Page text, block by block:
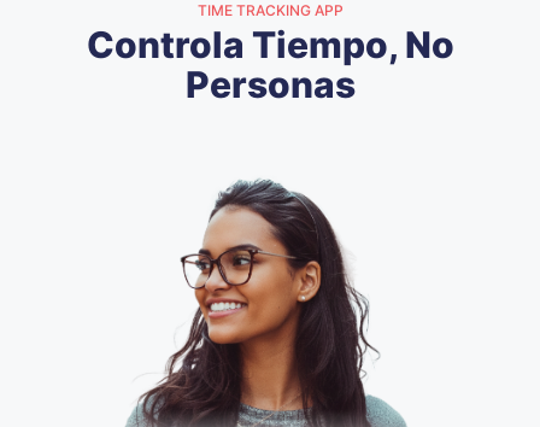
TIME TRACKING APP
Controla Tiempo, No
Personas